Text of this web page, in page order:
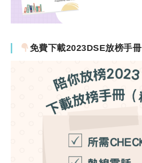
免費下載2023DSE放榜手冊